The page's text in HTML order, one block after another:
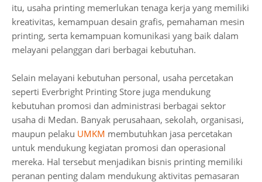
itu, usaha printing memerlukan tenaga kerja yang memiliki
kreativitas, kemampuan desain grafis, pemahaman mesin
printing, serta kemampuan komunikasi yang baik dalam
melayani pelanggan dari berbagai kebutuhan.
Selain melayani kebutuhan personal, usaha percetakan
seperti Everbright Printing Store juga mendukung
kebutuhan promosi dan administrasi berbagai sektor
usaha di Medan. Banyak perusahaan, sekolah, organisasi,
maupun pelaku UMKM membutuhkan jasa percetakan
untuk mendukung kegiatan promosi dan operasional
mereka. Hal tersebut menjadikan bisnis printing memiliki
peranan penting dalam mendukung aktivitas pemasaran